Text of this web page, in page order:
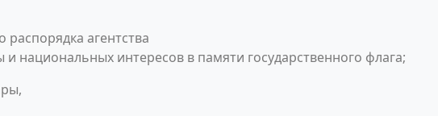
агентства
национальных интересов в памяти государственного флага;